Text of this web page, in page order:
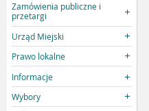
Zamówienia publiczne i
przetargi
Urząd Miejski
Prawo lokalne
Informacje
Wybory